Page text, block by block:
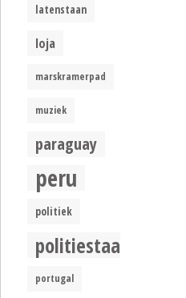
latenstaan
loja
marskramerpad
muziek
paraguay
peru
politiek
politiestaat
portugal